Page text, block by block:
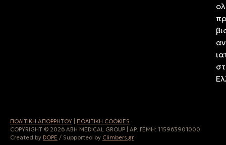
ΠΟΛΙΤΙΚH ΑΠΟΡΡHΤΟΥ
ΠΟΛΙΤΙΚΗ COOKIES
COPYRIGHT © 2026 ABH MEDICAL GROUP | ΑΡ. ΓΕΜΗ: 115963901000
Created by DOPE / Supported by Climbers.gr